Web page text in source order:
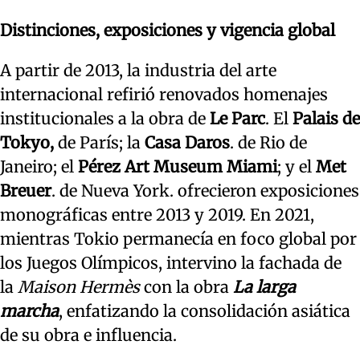
Distinciones, exposiciones y vigencia global
A partir de 2013, la industria del arte
internacional refirió renovados homenajes
institucionales a la obra de Le Parc. El Palais de
Tokyo, de París; la Casa Daros. de Rio de
Janeiro; el Pérez Art Museum Miami; y el Met
Breuer. de Nueva York. ofrecieron exposiciones
monográficas entre 2013 y 2019. En 2021,
mientras Tokio permanecía en foco global por
los Juegos Olímpicos, intervino la fachada de
la Maison Hermèscon la obra La larga
marcha, enfatizando la consolidación asiática
de su obra e influencia.